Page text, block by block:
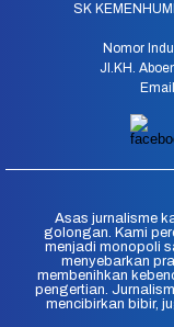
SK
Nomor
Jl.KH.
Asas jurnalisme
golongan. Kami
menjadi monopoli
menyebarkan
membenihkan
pengertian.
mencibirkan bibir,